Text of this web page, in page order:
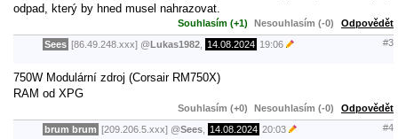
odpad, který by hned musel nahrazovat.
Souhlasím (+1) Nesouhlasím (-0) Odpovědět
Sees [86.49.248.xxx] @Lukas1982 14.08.2024 19:06 #3
750W Modulární zdroj (Corsair RM750X)
RAM od XPG
Souhlasím (+0) Nesouhlasím (-0) Odpovědět
brum brum [209.206.5.xxx] @Sees 14.08.2024 20:03 #4